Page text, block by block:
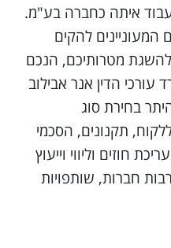
איתה כחברה בע"מ.
המעוניינים להקים
מטרותיכם, הנכם
הדין אנר אבילוב
בחירת סוג
תקנונים, הסכמי
חוזים וליווי וייעוץ
חברות, שותפויות